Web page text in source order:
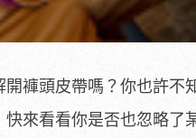
褲頭皮帶嗎？你也許不
來看看你是否也忽略了